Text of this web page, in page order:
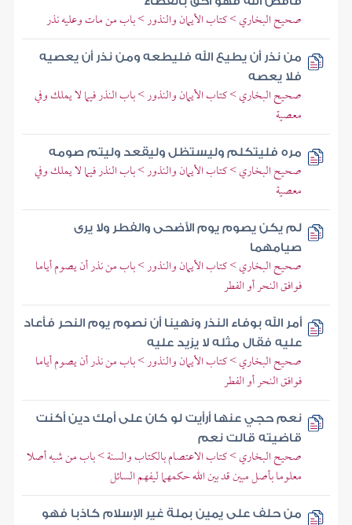
صحيح البخاري > كتاب الأيمان والنذور > باب من مات وعليه نذر
من نذر أن يطيع الله فليطعه ومن نذر أن يعصيه
فلا يعصه
صحيح البخاري > كتاب الأيمان والنذور > باب النذر فيما لا يملك وفي
معصية
مره فليتكلم وليستظل وليقعد وليتم صومه
صحيح البخاري > كتاب الأيمان والنذور > باب النذر فيما لا يملك وفي
معصية
لم يكن يصوم يوم الأضحى والفطر ولا يرى
صيامهما
صحيح البخاري > كتاب الأيمان والنذور > باب من نذر أن يصوم أياما
فوافق النحر أو الفطر
أمر الله بوفاء النذر ونهينا أن نصوم يوم النحر فأعاد
عليه فقال مثله لا يزيد عليه
صحيح البخاري > كتاب الأيمان والنذور > باب من نذر أن يصوم أياما
فوافق النحر أو الفطر
نعم حجي عنها أرأيت لو كان على أمك دين أكنت
قاضيته قالت نعم
صحيح البخاري > كتاب الاعتصام بالكتاب والسنة > باب من شبه أصلا
معلوما بأصل مبين قد بين الله حكمهما ليفهم السائل
من حلف على يمين بملة غير الإسلام كاذبا فهو